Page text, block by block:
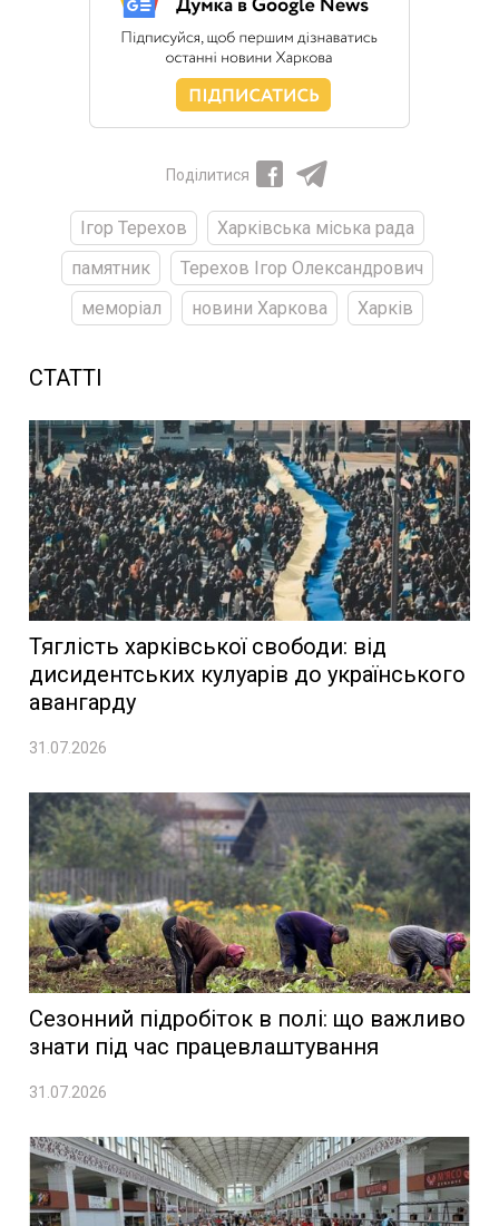
Поділитися
Ігор Терехов
Харківська міська рада
памятник
Терехов Ігор Олександрович
меморіал
новини Харкова Харків
СТАТТІ
Тяглість харківської свободи: від
дисидентських кулуарів до українського
авангарду
31.07.2026
Сезонний підробіток в полі: що важливо
знати під час працевлаштування
31.07.2026